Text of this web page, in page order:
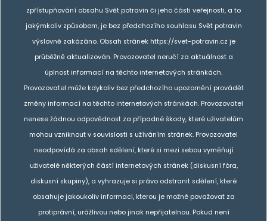
zpřístupňování obsahu Svět potravin či jeho části veřejnosti, a to
jakýmkoliv způsobem, je bez předchozího souhlasu Svět potravin
výslovně zakázáno. Obsah stránek https://svet-potravin.cz je
průběžně aktualizován. Provozovatel neručí za aktuálnost a
úplnost informací na těchto internetových stránkách.
Provozovatel může kdykoliv bez předchozího upozornění provádět
změny informací na těchto internetových stránkách. Provozovatel
nenese žádnou odpovědnost za případné škody, které uživatelům
mohou vzniknout v souvislosti s užíváním stránek. Provozovatel
neodpovídá za obsah sdělení, které si mezi sebou vyměňují
uživatelé některých částí internetových stránek (diskusní fóra,
diskusní skupiny), a vyhrazuje si právo odstranit sdělení, které
obsahuje jakoukoliv informaci, kterou je možné považovat za
protiprávní, urážlivou nebo jinak nepřijatelnou. Pokud není